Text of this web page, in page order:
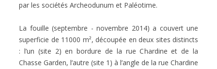
par les sociétés Archeodunum et Paléotime.
La fouille (septembre - novembre 2014) a couvert une
superficie de 11000 m², découpée en deux sites distincts
: l’un (site 2) en bordure de la rue Chardine et de la
Chasse Garden, l’autre (site 1) à l’angle de la rue Chardine